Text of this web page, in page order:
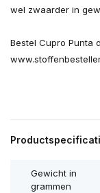
wel zwaarder in
Bestel Cupro Punta
Gewicht in
grammen